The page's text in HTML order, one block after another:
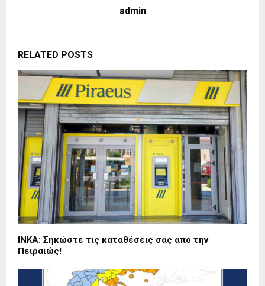
admin
RELATED POSTS
ΙΝΚΑ: Σηκώστε τις καταθέσεις σας απο την
Πειραιώς!